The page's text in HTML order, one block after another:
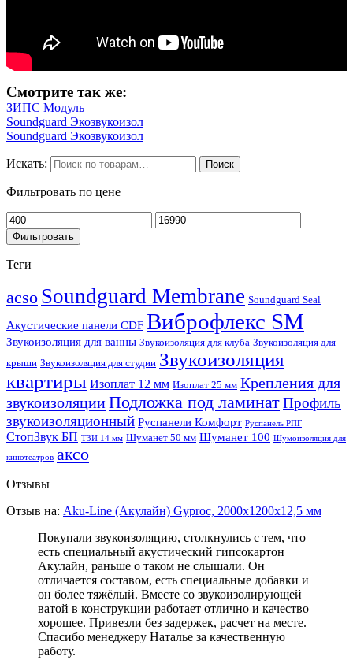
Смотрите так же:
ЗИПС Модуль
Soundguard Экозвукоизол
Soundguard Экозвукоизол
Искать: Поиск
Фильтровать по цене
Фильтровать
Теги
acso Soundguard Membrane Soundguard Seal
Акустические панели CDF Виброфлекс SM
Звукоизоляция для ванны Звукоизоляция для клуба Звукоизоляция для
крыши Звукоизоляция для студии Звукоизоляция
квартиры Изоплат 12 мм Изоплат 25 мм Крепления для
звукоизоляцииПодложка под ламинатПрофиль
звукоизоляционный Руспанели Комфорт Руспанель РПГ
СтопЗвук БП ТЗИ 14 мм Шуманет 50 мм Шуманет 100 Шумоизоляция для
кинотеатров аксо
Отзывы
Отзыв на: Aku-Line (Акулайн) Gyproc, 2000х1200х12,5 мм
Покупали звукоизоляцию, столкнулись с тем, что
есть специальный акустический гипсокартон
Акулайн, раньше о таком не слышали. Он
отличается составом, есть специальные добавки и
он более тяжёлый. Вместе со звукоизолирующей
ватой в конструкции работает отлично и качество
хорошее. Привезли без задержек, расчет на месте.
Спасибо менеджеру Наталье за качественную
работу.